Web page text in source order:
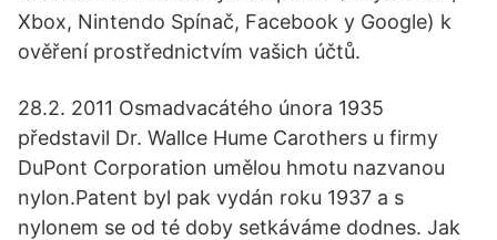
Xbox, Nintendo Spínač, Facebook y Google) k
ověření prostřednictvím vašich účtů.
28.2. 2011 Osmadvacátého února 1935
představil Dr. Wallce Hume Carothers u firmy
DuPont Corporation umělou hmotu nazvanou
nylon.Patent byl pak vydán roku 1937 a s
nylonem se od té doby setkáváme dodnes. Jak